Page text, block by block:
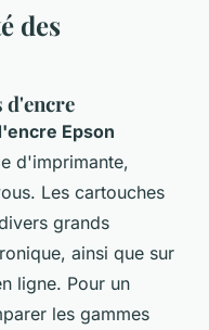
des
d'encre
Epson
d'imprimante,
Les cartouches
grands
ainsi que sur
ligne. Pour un
les gammes